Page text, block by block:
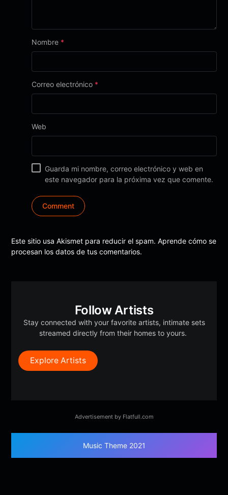
Nombre *
Correo electrónico *
Web
Guarda mi nombre, correo electrónico y web en
este navegador para la próxima vez que comente.
Este sitio usa Akismet para reducir el spam.Aprende cómo se
procesan los datos de tus comentarios.
Follow Artists
Stay connected with your favorite artists, intimate sets
streamed directly from their homes to yours.
Explore Artists
Advertisement by Flatfull.com
Music Theme 2021